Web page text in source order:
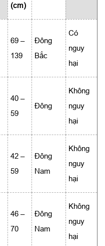
(cm)
69 –
139
Đông
Bắc
Có
nguy
hại
40 –
59
Đông
Không
nguy
hại
42 –
59
Đông
Nam
Không
nguy
hại
46 –
70
Đông
Nam
Không
nguy
hại